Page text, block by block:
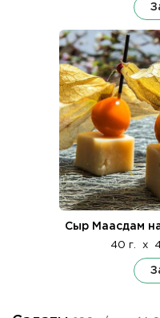
Сыр Маасдам
40 г. x